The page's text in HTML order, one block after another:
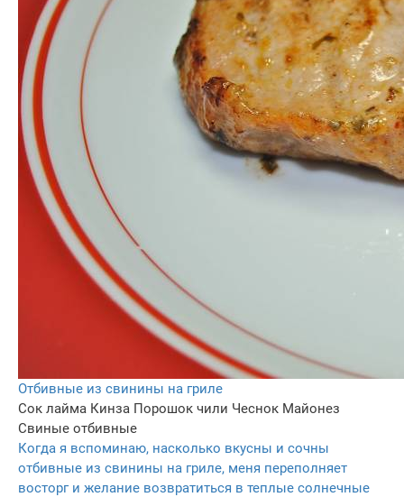
Отбивные из свинины на гриле
Сок лайма Кинза Порошок чили Чеснок Майонез
Свиные отбивные
Когда я вспоминаю, насколько вкусны и сочны
отбивные из свинины на гриле, меня переполняет
восторг и желание возвратиться в теплые солнечные